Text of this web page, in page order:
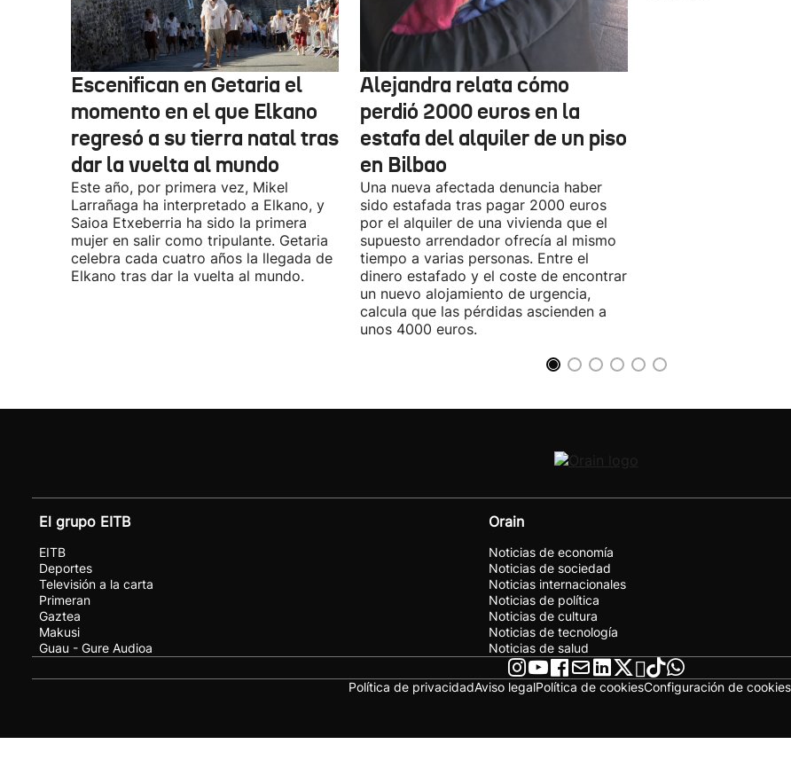
Escenifican en Getaria el
momento en el que Elkano
regresó a su tierra natal tras
dar la vuelta al mundo
Este año, por primera vez, Mikel
Larrañaga ha interpretado a Elkano, y
Saioa Etxeberria ha sido la primera
mujer en salir como tripulante. Getaria
celebra cada cuatro años la llegada de
Elkano tras dar la vuelta al mundo.
Alejandra relata cómo
perdió 2000 euros en la
estafa del alquiler de un piso
en Bilbao
Una nueva afectada denuncia haber
sido estafada tras pagar 2000 euros
por el alquiler de una vivienda que el
supuesto arrendador ofrecía al mismo
tiempo a varias personas. Entre el
dinero estafado y el coste de encontrar
un nuevo alojamiento de urgencia,
calcula que las pérdidas ascienden a
unos 4000 euros.
El grupo EITB
EITB
Deportes
Televisión a la carta
Primeran
Gaztea
Makusi
Guau - Gure Audioa
Orain
Noticias de economía
Noticias de sociedad
Noticias internacionales
Noticias de política
Noticias de cultura
Noticias de tecnología
Noticias de salud
Política de privacidadAviso legalPolítica de cookiesConfiguración de cookies